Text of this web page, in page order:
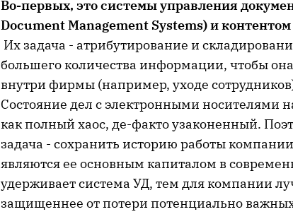
Во-первых, этосистемыуправления
Document Management Systems) иконтентом
Их задача - атрибутирование и
большего количества информации, чтобы
внутри фирмы (например, уходе
Состояние дел с электронными носителями
как полный хаос, де-факто узаконенный.
задача - сохранить историю работы
являются ее основным капиталом в
удерживает система УД, тем для компании
защищеннее от потери потенциально